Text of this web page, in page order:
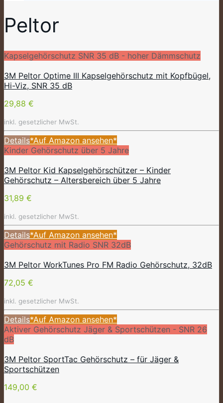
Peltor
Kapselgehörschutz SNR 35 dB - hoher Dämmschutz
3M Peltor Optime III Kapselgehörschutz mit Kopfbügel,
Hi-Viz, SNR 35 dB
29,88 €
inkl. gesetzlicher MwSt.
Details*Auf Amazon ansehen*
Kinder Gehörschutz über 5 Jahre
3M Peltor Kid Kapselgehörschützer – Kinder
Gehörschutz – Altersbereich über 5 Jahre
31,89 €
inkl. gesetzlicher MwSt.
Details*Auf Amazon ansehen*
Gehörschutz mit Radio SNR 32dB
3M Peltor WorkTunes Pro FM Radio Gehörschutz, 32dB
72,05 €
inkl. gesetzlicher MwSt.
Details*Auf Amazon ansehen*
Aktiver Gehörschutz Jäger & Sportschützen - SNR 26
dB
3M Peltor SportTac Gehörschutz – für Jäger &
Sportschützen
149,00 €